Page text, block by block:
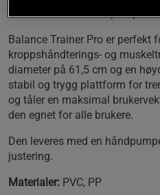
Balance Trainer Pro er perfekt
kroppshåndterings- og
diameter på 61,5 cm og en
stabil og trygg plattform for
og tåler en maksimal
den egnet for alle brukere.
Den leveres med en
justering.
Materialer: PVC, PP